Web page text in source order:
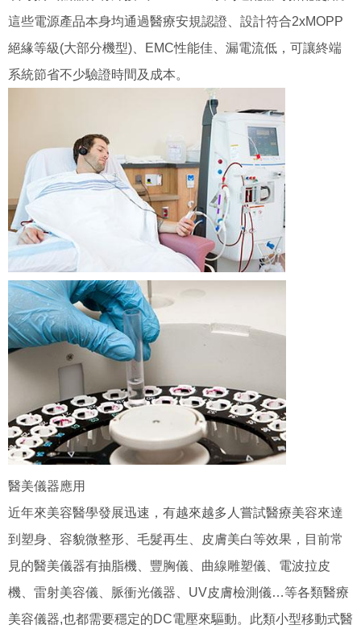
這些電源產品本身均通過醫療安規認證、設計符合2xMOPP
絕緣等級(大部分機型)、EMC性能佳、漏電流低，可讓終端
系統節省不少驗證時間及成本。
醫美儀器應用
近年來美容醫學發展迅速，有越來越多人嘗試醫療美容來達
到塑身、容貌微整形、毛髮再生、皮膚美白等效果，目前常
見的醫美儀器有抽脂機、豐胸儀、曲線雕塑儀、電波拉皮
機、雷射美容儀、脈衝光儀器、UV皮膚檢測儀…等各類醫療
美容儀器,也都需要穩定的DC電壓來驅動。此類小型移動式醫